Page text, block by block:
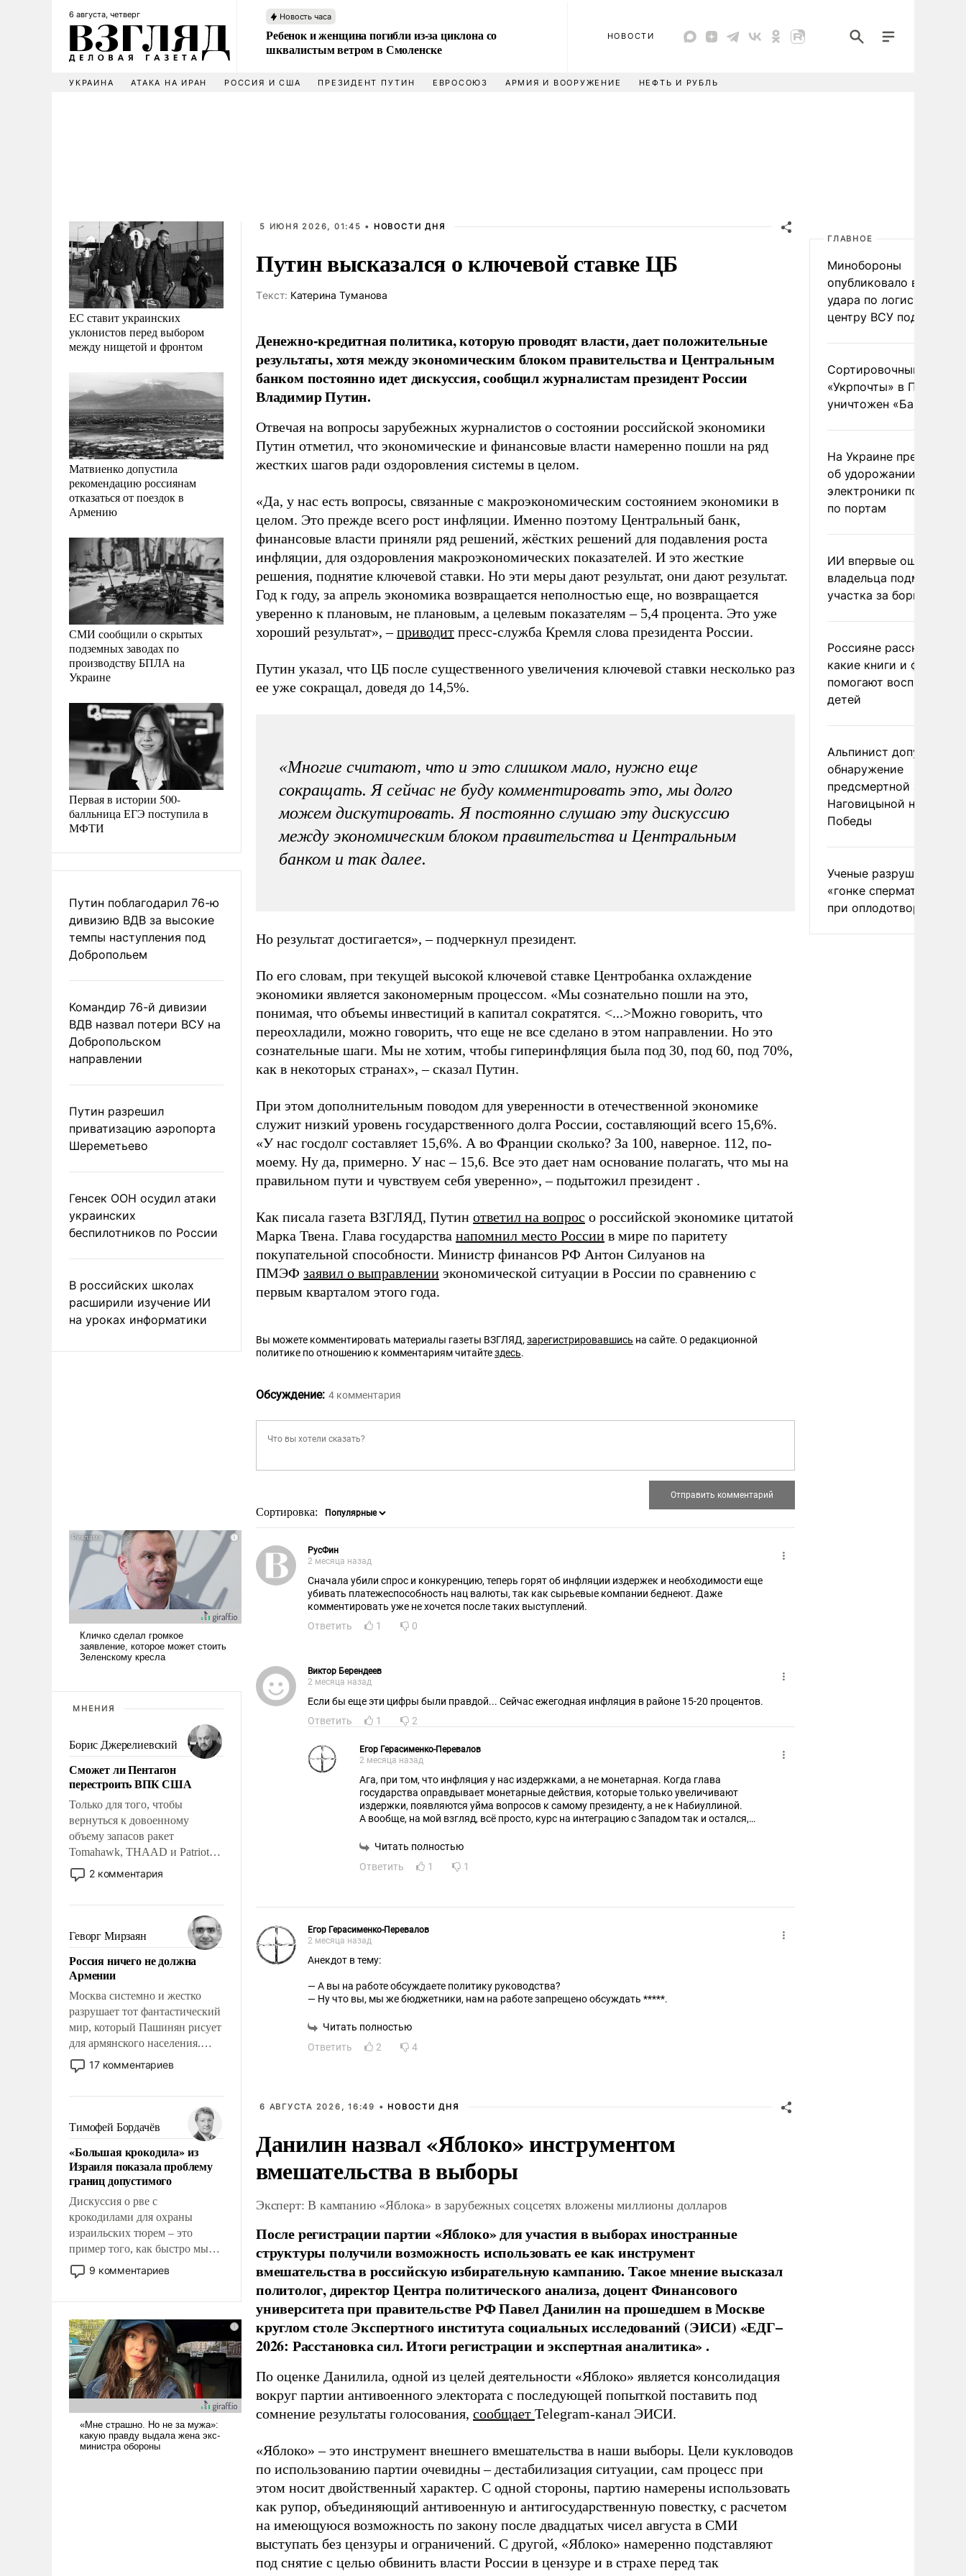
6 августа, четверг Новость часа
Ребенок и женщина погибли из-за циклона со
шквалистым ветром в Смоленске
НОВОСТИ
УКРАИНА АТАКА НА ИРАН РОССИЯ И США ПРЕЗИДЕНТ ПУТИН ЕВРОСОЮЗ АРМИЯ И ВООРУЖЕНИЕ НЕФТЬ И РУБЛЬ
ЕС ставит украинских
уклонистов перед выбором
между нищетой и фронтом
Матвиенко допустила
рекомендацию россиянам
отказаться от поездок в
Армению
СМИ сообщили о скрытых
подземных заводах по
производству БПЛА на
Украине
Первая в истории 500-
балльница ЕГЭ поступила в
МФТИ
Путин поблагодарил 76-ю
дивизию ВДВ за высокие
темпы наступления под
Добропольем
Командир 76-й дивизии
ВДВ назвал потери ВСУ на
Добропольском
направлении
Путин разрешил
приватизацию аэропорта
Шереметьево
Генсек ООН осудил атаки
украинских
беспилотников по России
В российских школах
расширили изучение ИИ
на уроках информатики
МНЕНИЯ
Борис Джерелиевский
Сможет ли Пентагон
перестроить ВПК США
Только для того, чтобы
вернуться к довоенному
объему запасов ракет
Tomahawk, THAAD и Patriot
США потребуется более трех
лет. Даже небольшая война с
Сложившаяся ситуация
означает многолетний период
уязвимости США, например,
перед Китаем.
2 комментария
Геворг Мирзаян
Россия ничего не должна
Армении
Москва системно и жестко
разрушает тот фантастический
мир, который Пашинян рисует
для армянского населения.
Мир, где политические
прожекты будут безусловно
налогоплательщиков и где
Еревану за свои поступки не
нужно отвечать.
17 комментариев
Тимофей Бордачёв
«Большая крокодила» из
Израиля показала проблему
границ допустимого
Дискуссия о рве с
крокодилами для охраны
израильских тюрем – это
пример того, как быстро мы
двигаемся по пути
революционных изменений.
псевдонаучной фантастики,
стало всерьез обсуждаемой
идеей.
9 комментариев
5 ИЮНЯ 2026, 01:45 • НОВОСТИ ДНЯ
Путин высказался о ключевой ставке ЦБ
Tекст: Катерина Туманова
Денежно-кредитная политика, которую проводят власти, дает положительные
результаты, хотя между экономическим блоком правительства и Центральным
банком постоянно идет дискуссия, сообщил журналистам президент России
Владимир Путин.
Отвечая на вопросы зарубежных журналистов о состоянии российской экономики
Путин отметил, что экономические и финансовые власти намеренно пошли на ряд
жестких шагов ради оздоровления системы в целом.
«Да, у нас есть вопросы, связанные с макроэкономическим состоянием экономики в
целом. Это прежде всего рост инфляции. Именно поэтому Центральный банк,
финансовые власти приняли ряд решений, жёстких решений для подавления роста
инфляции, для оздоровления макроэкономических показателей. И это жесткие
решения, поднятие ключевой ставки. Но эти меры дают результат, они дают результат.
Год к году, за апрель экономика возвращается неполностью еще, но возвращается
уверенно к плановым, не плановым, а целевым показателям – 5,4 процента. Это уже
хороший результат», –приводит пресс-служба Кремля слова президента России.
Путин указал, что ЦБ после существенного увеличения ключевой ставки несколько раз
ее уже сокращал, доведя до 14,5%.
«Многие считают, что и это слишком мало, нужно еще
сокращать. Я сейчас не буду комментировать это, мы долго
можем дискутировать. Я постоянно слушаю эту дискуссию
между экономическим блоком правительства и Центральным
банком и так далее.
Но результат достигается», – подчеркнул президент.
По его словам, при текущей высокой ключевой ставке Центробанка охлаждение
экономики является закономерным процессом. «Мы сознательно пошли на это,
понимая, что объемы инвестиций в капитал сократятся. <...>Можно говорить, что
переохладили, можно говорить, что еще не все сделано в этом направлении. Но это
сознательные шаги. Мы не хотим, чтобы гиперинфляция была под 30, под 60, под 70%,
как в некоторых странах», – сказал Путин.
При этом дополнительным поводом для уверенности в отечественной экономике
служит низкий уровень государственного долга России, составляющий всего 15,6%.
«У нас госдолг составляет 15,6%. А во Франции сколько? За 100, наверное. 112, по-
моему. Ну да, примерно. У нас – 15,6. Все это дает нам основание полагать, что мы на
правильном пути и чувствуем себя уверенно», – подытожил президент .
Как писала газета ВЗГЛЯД, Путин ответил на вопрос о российской экономике цитатой
Марка Твена. Глава государства напомнил место России в мире по паритету
покупательной способности. Министр финансов РФ Антон Силуанов на
ПМЭФ заявил о выправлении экономической ситуации в России по сравнению с
первым кварталом этого года.
Вы можете комментировать материалы газеты ВЗГЛЯД, зарегистрировавшись на сайте. О редакционной
политике по отношению к комментариям читайтездесь.
Обсуждение: 4 комментария
Сортировка:
РусФин
2 месяца назад
Сначала убили спрос и конкуренцию, теперь горят об инфляции издержек и необходимости еще
убивать платежеспособность нац валюты, так как сырьевые компании беднеют. Даже
комментировать уже не хочется после таких выступлений.
Ответить
1 0
Виктор Берендеев
2 месяца назад
Если бы еще эти цифры были правдой... Сейчас ежегодная инфляция в районе 15-20 процентов.
Ответить
1 2
Егор Герасименко-Перевалов
2 месяца назад
Ага, при том, что инфляция у нас издержками, а не монетарная. Когда глава
государства оправдывает монетарные действия, которые только увеличивают
издержки, появляются уйма вопросов к самому президенту, а не к Набиуллиной.
А вообще, на мой взгляд, всё просто, курс на интеграцию с Западом так и остался,
Читать полностью
Ответить
1 1
Егор Герасименко-Перевалов
2 месяца назад
Анекдот в тему:
— А вы на работе обсуждаете политику руководства?
— Ну что вы, мы же бюджетники, нам на работе запрещено обсуждать *****.
Читать полностью
Ответить
2 4
6 АВГУСТА 2026, 16:49 • НОВОСТИ ДНЯ
Данилин назвал «Яблоко» инструментом
вмешательства в выборы
Эксперт: В кампанию «Яблока» в зарубежных соцсетях вложены миллионы долларов
После регистрации партии «Яблоко» для участия в выборах иностранные
структуры получили возможность использовать ее как инструмент
вмешательства в российскую избирательную кампанию. Такое мнение высказал
политолог, директор Центра политического анализа, доцент Финансового
университета при правительстве РФ Павел Данилин на прошедшем в Москве
круглом столе Экспертного института социальных исследований (ЭИСИ) «ЕДГ–
2026: Расстановка сил. Итоги регистрации и экспертная аналитика» .
По оценке Данилила, одной из целей деятельности «Яблоко» является консолидация
вокруг партии антивоенного электората с последующей попыткой поставить под
сомнение результаты голосования, сообщает Telegram-канал ЭИСИ.
«Яблоко» – это инструмент внешнего вмешательства в наши выборы. Цели кукловодов
по использованию партии очевидны – дестабилизация ситуации, сам процесс при
этом носит двойственный характер. С одной стороны, партию намерены использовать
как рупор, объединяющий антивоенную и антигосударственную повестку, с расчетом
на имеющуюся возможность по закону после двадцатых чисел августа в СМИ
выступать без цензуры и ограничений. С другой, «Яблоко» намеренно подставляют
под снятие с целью обвинить власти России в цензуре и в страхе перед так
ГЛАВНОЕ
Минобороны
опубликовало видео
удара по
центру ВСУ под Киевом
Сортировочный пункт
«Укрпочты» в
уничтожен
На Украине
об удорожании
электроники после
по портам
ИИ впервые
владельца
участка за борщевик
Россияне рассказали,
какие книги и фильмы
помогают воспитывать
детей
Альпинист допустил
обнаружение
предсмертной записки
Наговицыной на пике
Победы
Ученые разрушили миф
«гонке
при оплодотворении